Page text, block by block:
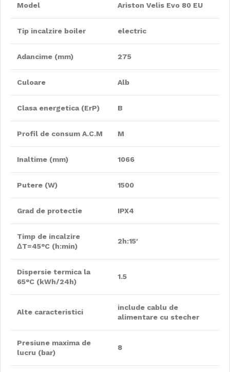
Model Ariston Velis Evo 80 EU
Tip incalzire boiler electric
Adancime (mm) 275
Culoare Alb
Clasa energetica (ErP) B
Profil de consum A.C.M M
Inaltime (mm) 1066
Putere (W) 1500
Grad de protectie IPX4
Timp de incalzire
ΔT=45°C (h:min)
2h:15′
Dispersie termica la
65°C (kWh/24h)
1.5
Alte caracteristici
include cablu de
alimentare cu stecher
Presiune maxima de
lucru (bar)
8